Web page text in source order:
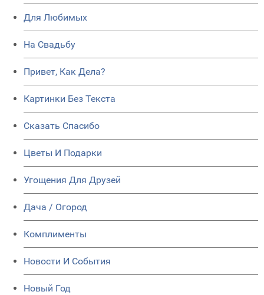
Для Любимых
На Свадьбу
Привет, Как Дела?
Картинки Без Текста
Сказать Спасибо
Цветы И Подарки
Угощения Для Друзей
Дача / Огород
Комплименты
Новости И События
Новый Год